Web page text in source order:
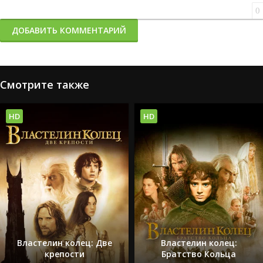
0
ДОБАВИТЬ КОММЕНТАРИЙ
Смотрите также
Властелин колец: Две
крепости
HD
Властелин колец:
Братство Кольца
HD